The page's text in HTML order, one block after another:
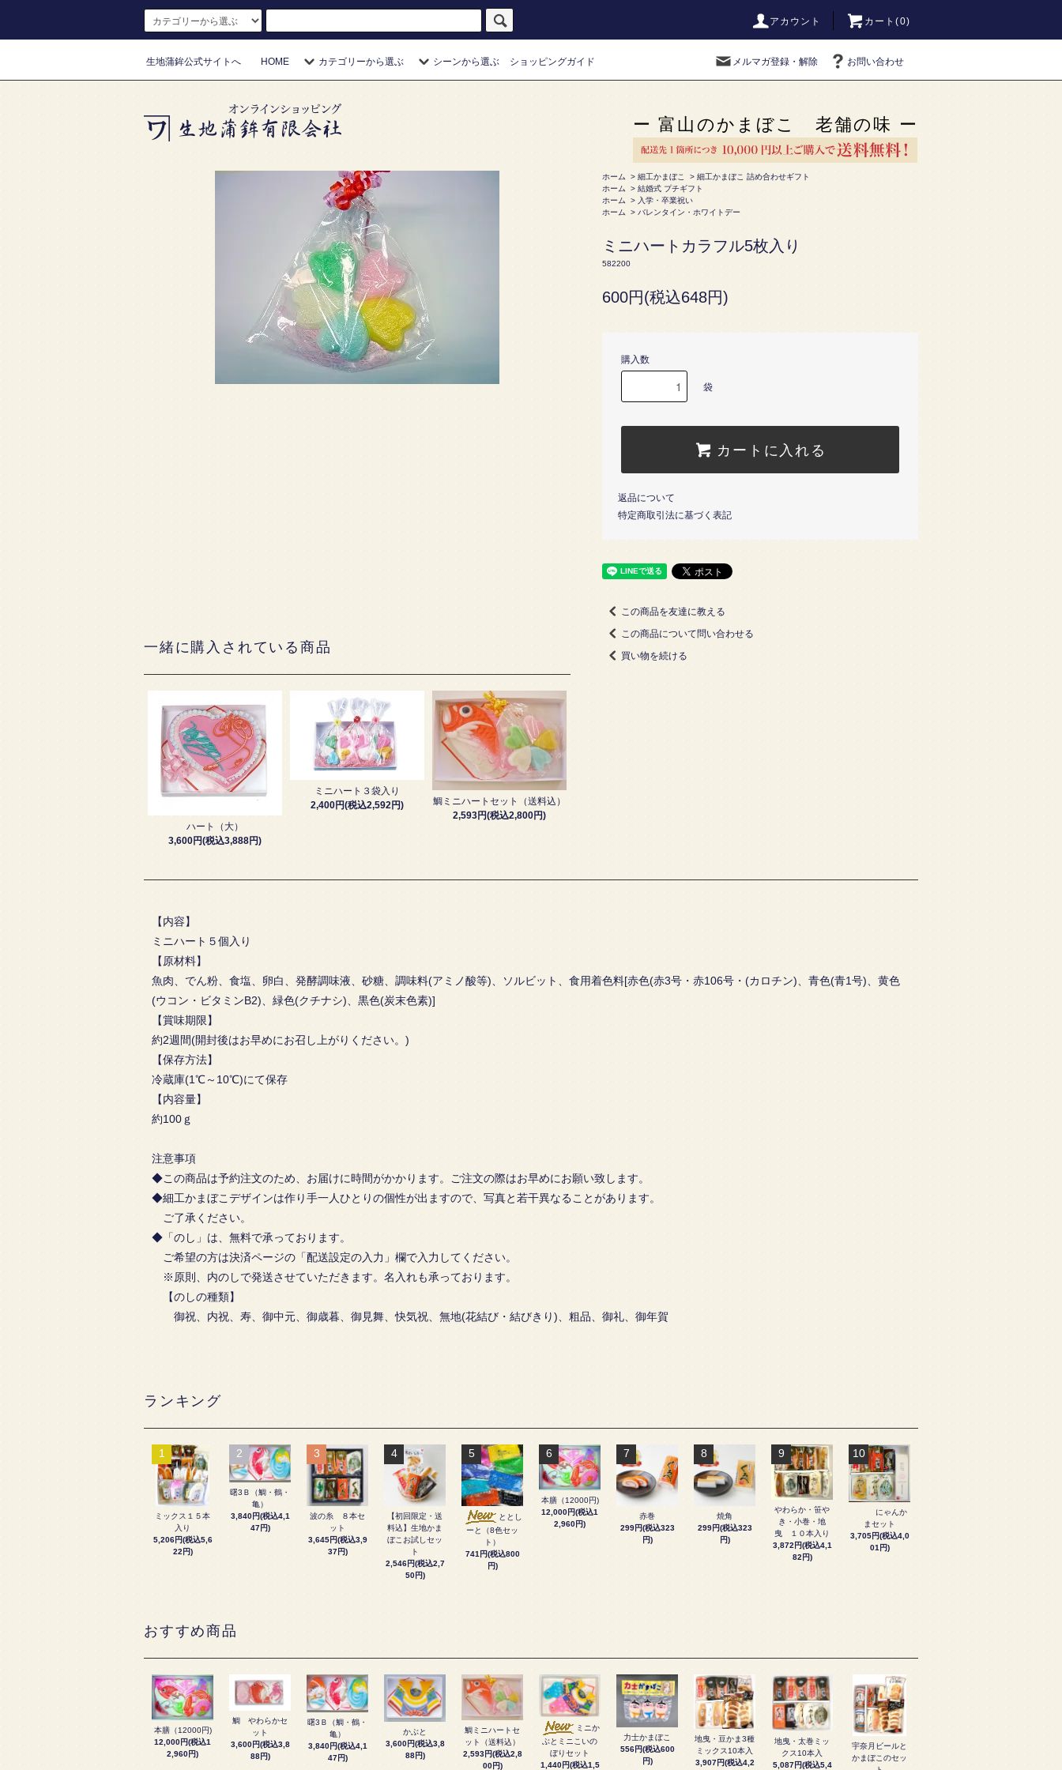
アカウント カート(0)
生地蒲鉾公式サイトへ HOME カテゴリーから選ぶ シーンから選ぶ ショッピングガイド メルマガ登録・解除 お問い合わせ
ー 富山のかまぼこ 老舗の味 ー
一緒に購入されている商品
ハート（大）
3,600円(税込3,888円)
ミニハート３袋入り
2,400円(税込2,592円)
鯛ミニハートセット（送料込）
2,593円(税込2,800円)
ホーム > 細工かまぼこ > 細工かまぼこ 詰め合わせギフト
ホーム
>結婚式 プチギフト
ホーム
> 入学・卒業祝い
ホーム
> バレンタイン・ホワイトデー
ミニハートカラフル5枚入り
582200
600円(税込648円)
購入数
袋
カートに入れる
返品について
特定商取引法に基づく表記
この商品を友達に教える
この商品について問い合わせる
買い物を続ける
【内容】
ミニハート５個入り
【原材料】
魚肉、でん粉、食塩、卵白、発酵調味液、砂糖、調味料(アミノ酸等)、ソルビット、食用着色料[赤色(赤3号・赤106号・(カロチン)、青色(青1号)、黄色
(ウコン・ビタミンB2)、緑色(クチナシ)、黒色(炭末色素)]
【賞味期限】
約2週間(開封後はお早めにお召し上がりください。)
【保存方法】
冷蔵庫(1℃～10℃)にて保存
【内容量】
約100ｇ
注意事項
◆この商品は予約注文のため、お届けに時間がかかります。ご注文の際はお早めにお願い致します。
◆細工かまぼこデザインは作り手一人ひとりの個性が出ますので、写真と若干異なることがあります。
ご了承ください。
◆「のし」は、無料で承っております。
ご希望の方は決済ページの「配送設定の入力」欄で入力してください。
※原則、内のしで発送させていただきます。名入れも承っております。
【のしの種類】
御祝、内祝、寿、御中元、御歳暮、御見舞、快気祝、無地(花結び・結びきり)、粗品、御礼、御年賀
ランキング
1
ミックス１５本
入り
5,206円(税込5,6
22円)
2
曙3Ｂ（鯛・鶴・
亀）
3,840円(税込4,1
47円)
3
波の糸 ８本セ
ット
3,645円(税込3,9
37円)
4
【初回限定・送
料込】生地かま
ぼこお試しセッ
ト
2,546円(税込2,7
50円)
5
ととし
ーと（8色セッ
ト）
741円(税込800
円)
6
本膳（12000円)
12,000円(税込1
2,960円)
7
赤巻
299円(税込323
円)
8
焼角
299円(税込323
円)
9
やわらか・笹や
き・小巻・地
曳 １０本入り
3,872円(税込4,1
82円)
10
にゃんか
まセット
3,705円(税込4,0
01円)
おすすめ商品
本膳（12000円)
12,000円(税込1
2,960円)
鯛 やわらかセ
ット
3,600円(税込3,8
88円)
曙3Ｂ（鯛・鶴・
亀）
3,840円(税込4,1
47円)
かぶと
3,600円(税込3,8
88円)
鯛ミニハートセ
ット（送料込）
2,593円(税込2,8
00円)
ミニか
ぶとミニこいの
ぼりセット
1,440円(税込1,5
力士かまぼこ
556円(税込600
円)
地曳・豆かま3種
ミックス10本入
3,907円(税込4,2
地曳・太巻ミッ
クス10本入
5,087円(税込5,4
宇奈月ビールと
かまぼこのセッ